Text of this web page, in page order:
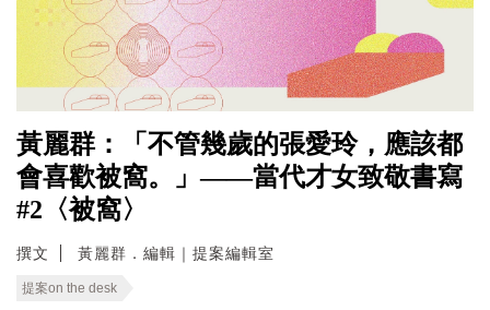
黃麗群：「不管幾歲的張愛玲，應該都
會喜歡被窩。」——當代才女致敬書寫
#2〈被窩〉
撰文 黃麗群．編輯｜提案編輯室
提案on the desk